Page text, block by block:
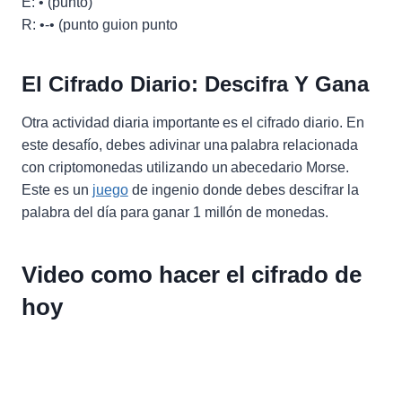
R: •-• (punto guion punto
El Cifrado Diario: Descifra Y Gana
Otra actividad diaria importante es el cifrado diario. En
este desafío, debes adivinar una palabra relacionada
con criptomonedas utilizando un abecedario Morse.
Este es un juegode ingenio donde debes descifrar la
palabra del día para ganar 1 millón de monedas.
Video como hacer el cifrado de
hoy